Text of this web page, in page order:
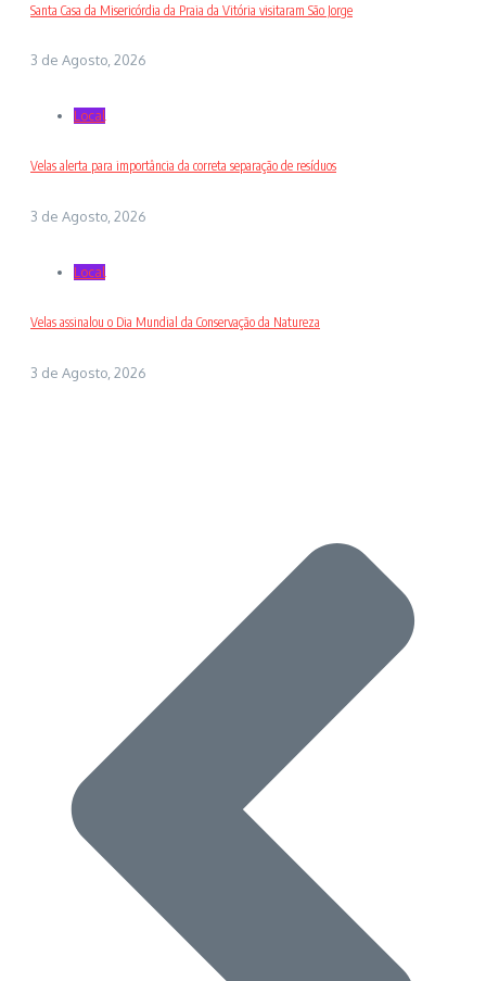
Santa Casa da Misericórdia da Praia da Vitória visitaram São Jorge
3 de Agosto, 2026
Local
Velas alerta para importância da correta separação de resíduos
3 de Agosto, 2026
Local
Velas assinalou o Dia Mundial da Conservação da Natureza
3 de Agosto, 2026